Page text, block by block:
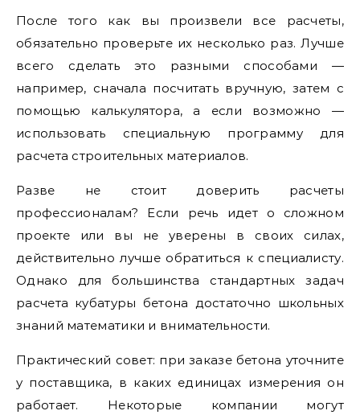
После того как вы произвели все расчеты,
обязательно проверьте их несколько раз. Лучше
всего сделать это разными способами —
например, сначала посчитать вручную, затем с
помощью калькулятора, а если возможно —
использовать специальную программу для
расчета строительных материалов.
Разве не стоит доверить расчеты
профессионалам? Если речь идет о сложном
проекте или вы не уверены в своих силах,
действительно лучше обратиться к специалисту.
Однако для большинства стандартных задач
расчета кубатуры бетона достаточно школьных
знаний математики и внимательности.
Практический совет: при заказе бетона уточните
у поставщика, в каких единицах измерения он
работает. Некоторые компании могут